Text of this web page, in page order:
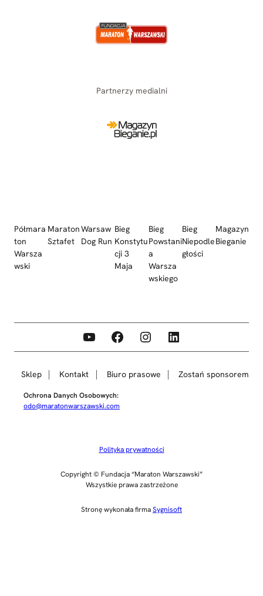
Partnerzy medialni
Półmara
ton
Warsza
wski
Maraton
Sztafet
Warsaw
Dog Run
Bieg
Konstytu
cji 3
Maja
Bieg
Powstani
a
Warsza
wskiego
Bieg
Niepodle
głości
Magazyn
Bieganie
YouTube Facebook Instagram LinkedIn
Sklep Kontakt Biuro prasowe Zostań sponsorem
Ochrona Danych Osobowych:
odo@maratonwarszawski.com
Polityka prywatności
Copyright © Fundacja “Maraton Warszawski”
Wszystkie prawa zastrzeżone
Stronę wykonała firmaSygnisoft